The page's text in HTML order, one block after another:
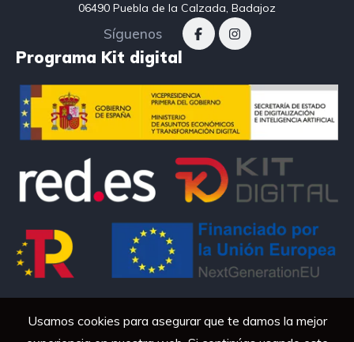
06490 Puebla de la Calzada, Badajoz
Síguenos
Programa Kit digital
QARTANAMOTOR © 2026. Todos los derechos
Usamos cookies para asegurar que te damos la mejor